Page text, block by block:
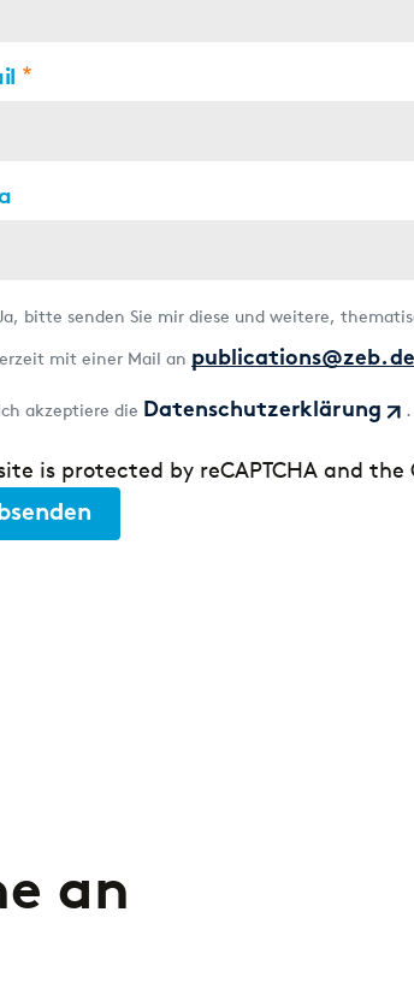
bitte senden Sie mir diese und weitere,
mit einer Mail an publications@zeb.de
akzeptiere die Datenschutzerklärung .
is protected by reCAPTCHA and the
an